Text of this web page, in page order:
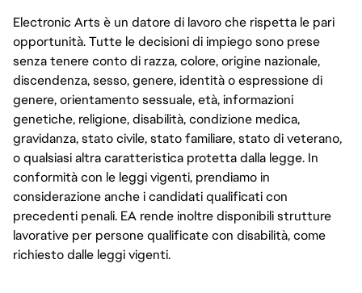
Electronic Arts è un datore di lavoro che rispetta le pari
opportunità. Tutte le decisioni di impiego sono prese
senza tenere conto di razza, colore, origine nazionale,
discendenza, sesso, genere, identità o espressione di
genere, orientamento sessuale, età, informazioni
genetiche, religione, disabilità, condizione medica,
gravidanza, stato civile, stato familiare, stato di veterano,
o qualsiasi altra caratteristica protetta dalla legge. In
conformità con le leggi vigenti, prendiamo in
considerazione anche i candidati qualificati con
precedenti penali. EA rende inoltre disponibili strutture
lavorative per persone qualificate con disabilità, come
richiesto dalle leggi vigenti.